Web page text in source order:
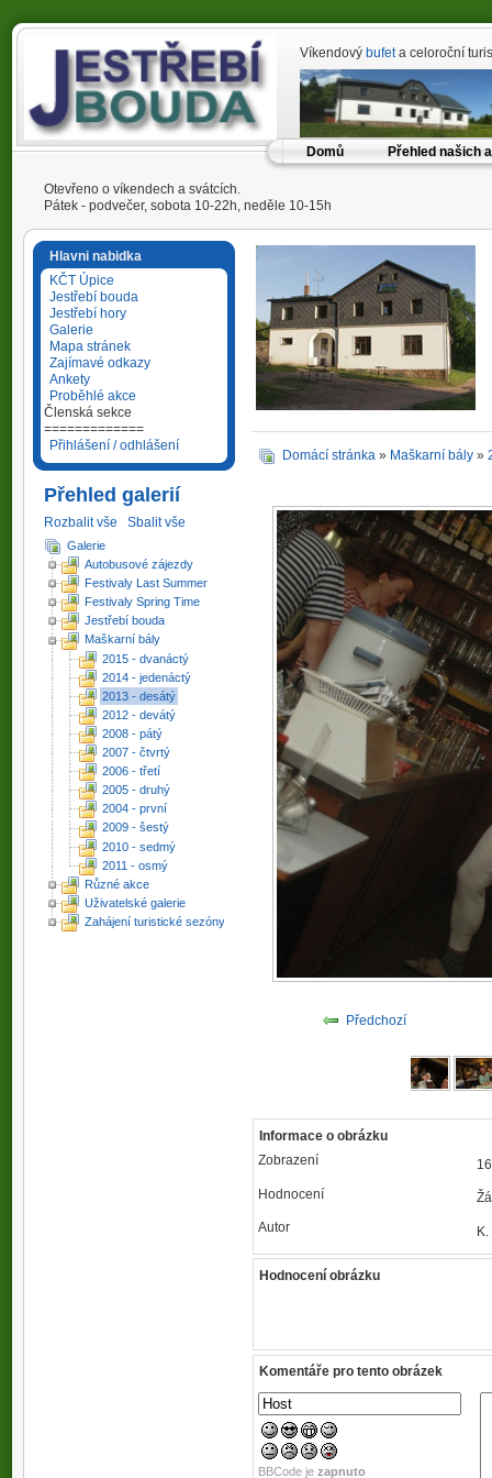
Víkendový bufeta celoroční
Domů Přehled našich
Otevřeno o víkendech a svátcích.
Pátek - podvečer, sobota 10-22h, neděle 10-15h
Hlavni nabidka
KČT Úpice
Jestřebí bouda
Jestřebí hory
Galerie
Mapa stránek
Zajímavé odkazy
Ankety
Proběhlé akce
Členská sekce
=============
Přihlášení / odhlášení
Přehled galerií
Rozbalit vše Sbalit vše
Galerie
Autobusové zájezdy
Festivaly Last Summer
Festivaly Spring Time
Jestřebí bouda
Maškarní bály
2015 - dvanáctý
2014 - jedenáctý
2013 - desátý
2012 - devátý
2008 - pátý
2007 - čtvrtý
2006 - třetí
2005 - druhý
2004 - první
2009 - šestý
2010 - sedmý
2011 - osmý
Různé akce
Uživatelské galerie
Zahájení turistické sezóny
Domácí stránka » Maškarní bály »
Předchozí
Informace o obrázku
Zobrazení
Hodnocení
Autor
Hodnocení obrázku
Komentáře pro tento obrázek
BBCode je zapnuto